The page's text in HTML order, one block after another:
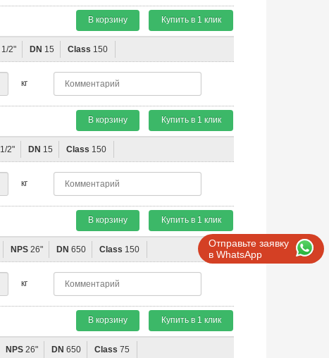
Отправьте заявку
в WhatsApp
В корзину Купить в 1 клик
1/2" DN 15 Class 150
кг
В корзину Купить в 1 клик
1/2" DN 15 Class 150
кг
В корзину Купить в 1 клик
NPS 26" DN 650 Class 150
кг
В корзину Купить в 1 клик
NPS 26" DN 650 Class 75